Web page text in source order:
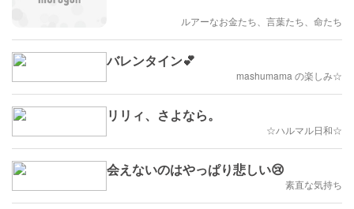
ルアーなお金たち、言葉たち、命たち
バレンタイン💕
mashumama の楽しみ☆
リリィ、さよなら。
☆ハルマル日和☆
会えないのはやっぱり悲しい😢
素直な気持ち